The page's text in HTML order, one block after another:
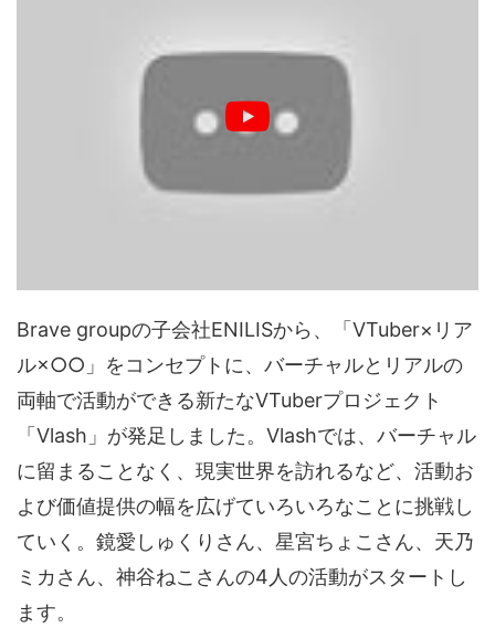
Brave groupの子会社ENILISから、「VTuber×リア
ル×○○」をコンセプトに、バーチャルとリアルの
両軸で活動ができる新たなVTuberプロジェクト
「Vlash」が発足しました。Vlashでは、バーチャル
に留まることなく、現実世界を訪れるなど、活動お
よび価値提供の幅を広げていろいろなことに挑戦し
ていく。鏡愛しゅくりさん、星宮ちょこさん、天乃
ミカさん、神谷ねこさんの4人の活動がスタートし
ます。